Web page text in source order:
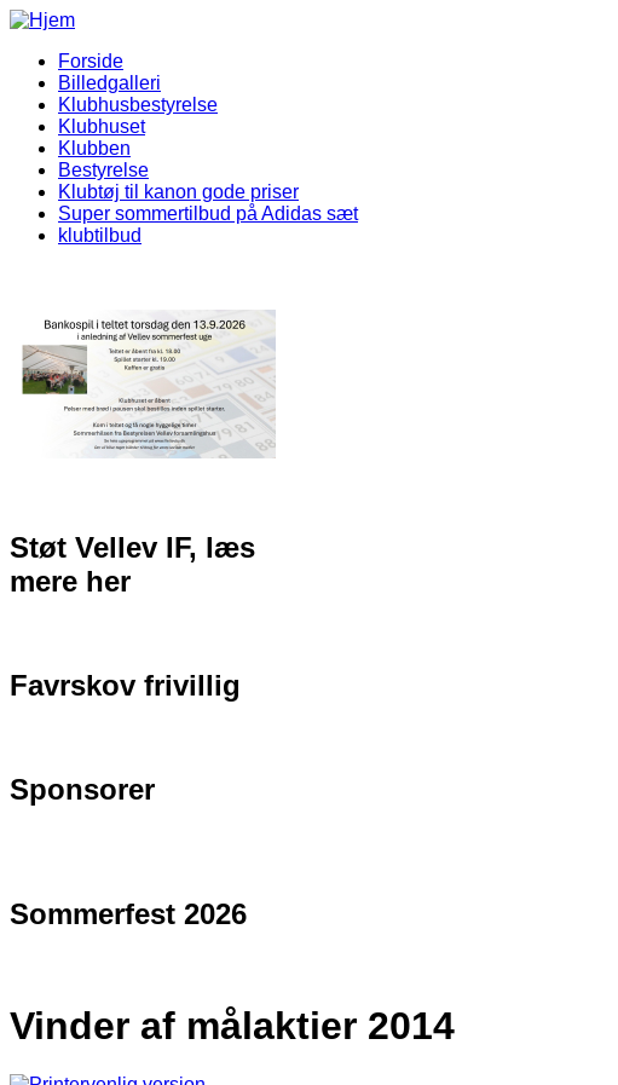
Gå til hovedindhold
Vellev IF Menu
Forside
Billedgalleri
Klubhusbestyrelse
Klubhuset
Klubben
Bestyrelse
Klubtøj til kanon gode priser
Super sommertilbud på Adidas sæt
klubtilbud
Støt Vellev IF, læs
mere her
Favrskov frivillig
Sponsorer
Sommerfest 2026
Vinder af målaktier 2014